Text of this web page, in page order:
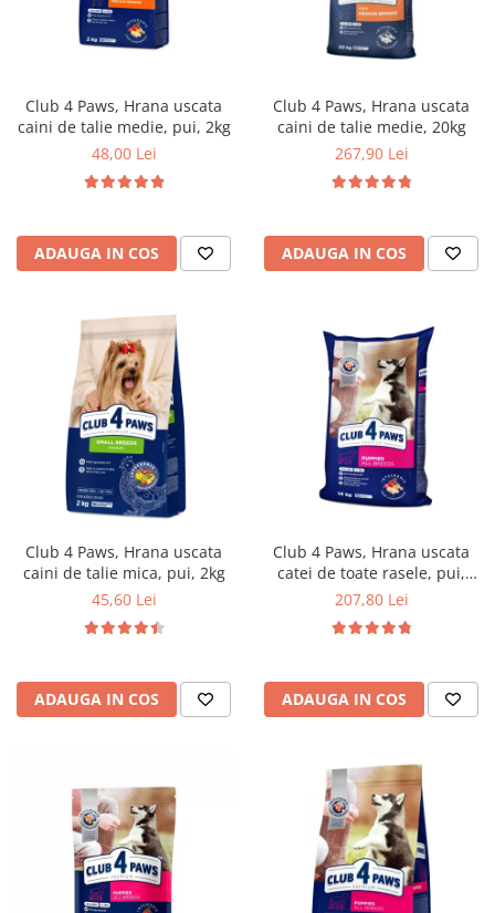
Club 4 Paws, Hrana uscata
caini de talie medie, pui, 2kg
48,00 Lei
ADAUGA IN COS
Club 4 Paws, Hrana uscata
caini de talie medie, 20kg
267,90 Lei
ADAUGA IN COS
Club 4 Paws, Hrana uscata
caini de talie mica, pui, 2kg
45,60 Lei
ADAUGA IN COS
Club 4 Paws, Hrana uscata
catei de toate rasele, pui,
14kg
207,80 Lei
ADAUGA IN COS